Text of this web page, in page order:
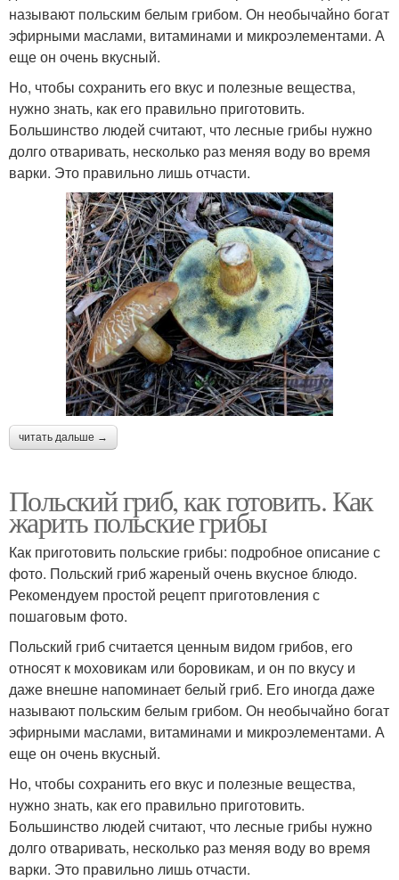
называют польским белым грибом. Он необычайно богат
эфирными маслами, витаминами и микроэлементами. А
еще он очень вкусный.
Но, чтобы сохранить его вкус и полезные вещества,
нужно знать, как его правильно приготовить.
Большинство людей считают, что лесные грибы нужно
долго отваривать, несколько раз меняя воду во время
варки. Это правильно лишь отчасти.
читать дальше →
Польский гриб, как готовить. Как
жарить польские грибы
Как приготовить польские грибы: подробное описание с
фото. Польский гриб жареный очень вкусное блюдо.
Рекомендуем простой рецепт приготовления с
пошаговым фото.
Польский гриб считается ценным видом грибов, его
относят к моховикам или боровикам, и он по вкусу и
даже внешне напоминает белый гриб. Его иногда даже
называют польским белым грибом. Он необычайно богат
эфирными маслами, витаминами и микроэлементами. А
еще он очень вкусный.
Но, чтобы сохранить его вкус и полезные вещества,
нужно знать, как его правильно приготовить.
Большинство людей считают, что лесные грибы нужно
долго отваривать, несколько раз меняя воду во время
варки. Это правильно лишь отчасти.